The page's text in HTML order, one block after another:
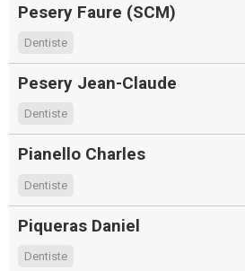
Pesery Faure (SCM)
Dentiste
Pesery Jean-Claude
Dentiste
Pianello Charles
Dentiste
Piqueras Daniel
Dentiste